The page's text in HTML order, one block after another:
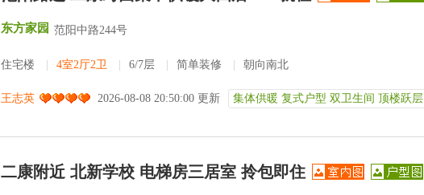
东方家园 范阳中路244号
住宅楼 4室2厅2卫 6/7层 简单装修 朝向南北
王志英 2026-08-08 20:50:00 更新 集体供暖 复式户型 双卫生间 顶楼跃层
二康附近 北新学校 电梯房三居室 拎包即住